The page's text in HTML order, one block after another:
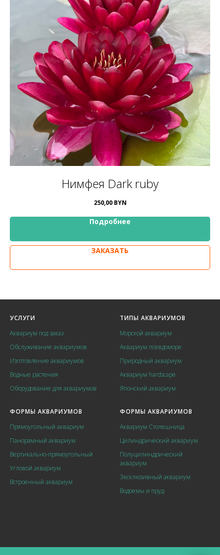
Нимфея Dark ruby
250,00 BYN
Подробнее
ЗАКАЗАТЬ
УСЛУГИ
Аквариум под заказ
Обслуживание аквариумов
Изготовление аквариумов
Водные растения
Оборудование для аквариумов
ТИПЫ АКВАРИУМОВ
Морской аквариум
Аквариум псевдоморе
Природный аквариум
Аквариум hardscape
Японский аквариум
ФОРМЫ АКВАРИУМОВ
Прямоугольный аквариум
Панорамный аквариум
Вертикально-прямоугольный
Угловой аквариум
Встроенный аквариум
ФОРМЫ АКВАРИУМОВ
Аквариум Столешница
Цилиндрический аквариум
Полуцилиндрический
аквариум
Эксклюзивный аквариум
Водоемы и пруд